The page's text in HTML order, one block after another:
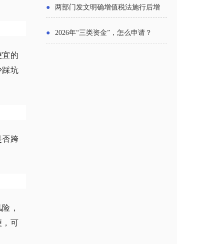
的
踩坑
跨
，
，可
● 两部门发文明确增值税法施行后增
● 2026年“三类资金”，怎么申请？